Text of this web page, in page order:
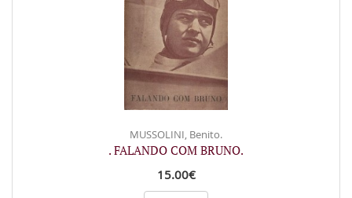
MUSSOLINI, Benito.
. FALANDO COM BRUNO.
15.00€